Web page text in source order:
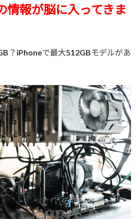
情報が脳に入ってきま
？iPhoneで最大512GBモデルがあ